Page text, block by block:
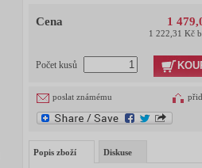
Cena 1
1 222,31 Kč
Počet kusů
poslat známému
Popis zboží Diskuse